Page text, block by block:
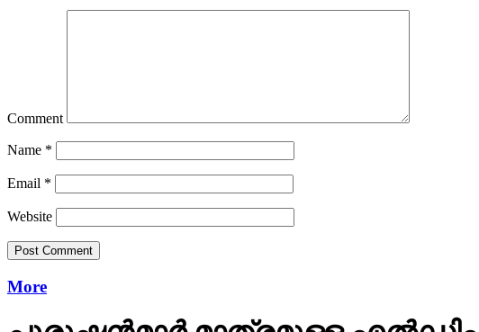
Comment
Name *
Email *
Website
More